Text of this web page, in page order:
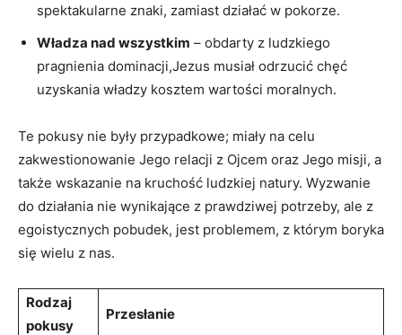
spektakularne⁢ znaki, zamiast działać w pokorze.
Władza nad wszystkim – obdarty z ludzkiego
pragnienia dominacji,Jezus musiał odrzucić chęć
uzyskania władzy kosztem ‌wartości moralnych.
Te pokusy nie były przypadkowe; miały na celu
zakwestionowanie Jego relacji z Ojcem oraz Jego misji, a
⁢także wskazanie‌ na kruchość ludzkiej natury. Wyzwanie
do​ działania nie ⁢wynikające z prawdziwej potrzeby, ale z
‌egoistycznych pobudek, jest problemem, z którym boryka
się ⁤wielu ⁤z nas.
Rodzaj
pokusy
Przesłanie